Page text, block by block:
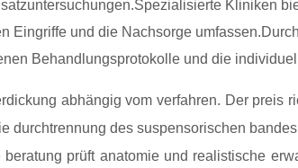
Kliniken
und die Nachsorge
Behandlungsprotokolle und die
abhängig vom verfahren. Der preis
durchtrennung des suspensorischen
prüft anatomie und realistische